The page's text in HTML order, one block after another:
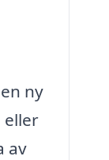
ny
eller
av